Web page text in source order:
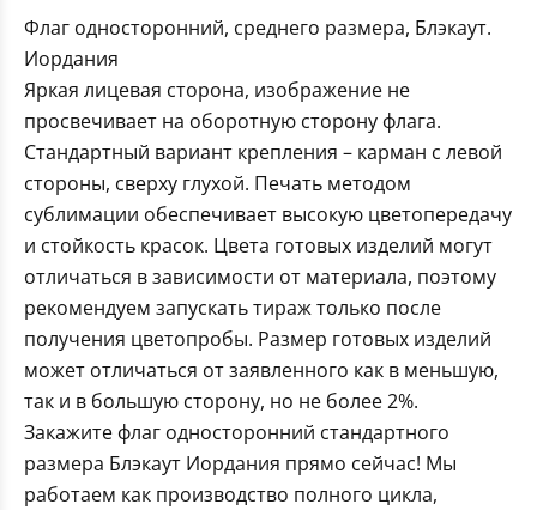
Флаг односторонний, среднего размера, Блэкаут.
Иордания
Яркая лицевая сторона, изображение не
просвечивает на оборотную сторону флага.
Стандартный вариант крепления – карман с левой
стороны, сверху глухой. Печать методом
сублимации обеспечивает высокую цветопередачу
и стойкость красок. Цвета готовых изделий могут
отличаться в зависимости от материала, поэтому
рекомендуем запускать тираж только после
получения цветопробы. Размер готовых изделий
может отличаться от заявленного как в меньшую,
так и в большую сторону, но не более 2%.
Закажите флаг односторонний стандартного
размера Блэкаут Иордания прямо сейчас! Мы
работаем как производство полного цикла,